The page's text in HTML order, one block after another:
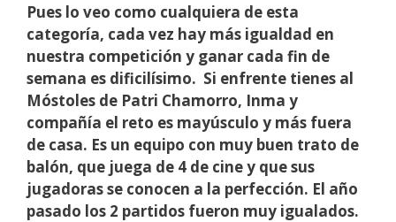
Pues lo veo como cualquiera de esta
categoría, cada vez hay más igualdad en
nuestra competición y ganar cada fin de
semana es dificilísimo. Si enfrente tienes al
Móstoles de Patri Chamorro, Inma y
compañía el reto es mayúsculo y más fuera
de casa. Es un equipo con muy buen trato de
balón, que juega de 4 de cine y que sus
jugadoras se conocen a la perfección. El año
pasado los 2 partidos fueron muy igualados.